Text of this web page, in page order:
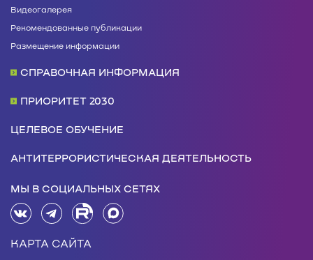
Видеогалерея
Рекомендованные публикации
Размещение информации
СПРАВОЧНАЯ ИНФОРМАЦИЯ
ПРИОРИТЕТ 2030
ЦЕЛЕВОЕ ОБУЧЕНИЕ
АНТИТЕРРОРИСТИЧЕСКАЯ ДЕЯТЕЛЬНОСТЬ
МЫ В СОЦИАЛЬНЫХ СЕТЯХ
КАРТА САЙТА